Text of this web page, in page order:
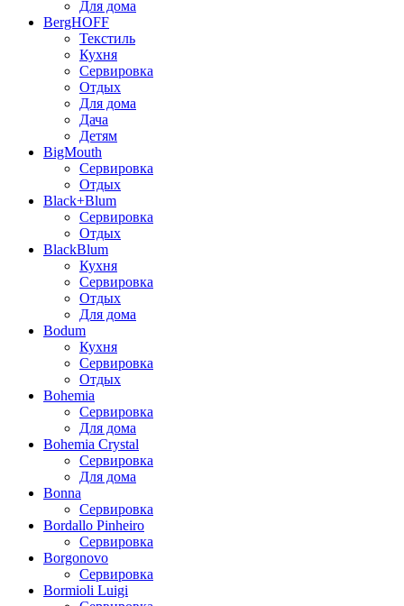
Для дома
BergHOFF
Текстиль
Кухня
Сервировка
Отдых
Для дома
Дача
Детям
BigMouth
Сервировка
Отдых
Black+Blum
Сервировка
Отдых
BlackBlum
Кухня
Сервировка
Отдых
Для дома
Bodum
Кухня
Сервировка
Отдых
Bohemia
Сервировка
Для дома
Bohemia Crystal
Сервировка
Для дома
Bonna
Сервировка
Bordallo Pinheiro
Сервировка
Borgonovo
Сервировка
Bormioli Luigi